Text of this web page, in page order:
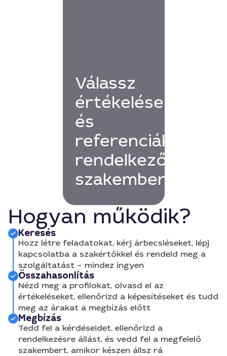
Válassz
értékelésekkel
és
referenciákkal
rendelkező
szakembert!
Hogyan működik?
Keresés
Hozz létre feladatokat, kérj árbecsléseket, lépj
kapcsolatba a szakértőkkel és rendeld meg a
szolgáltatást – mindez ingyen
Összahasonlítás
Nézd meg a profilokat, olvasd el az
értékeléseket, ellenőrizd a képesítéseket és tudd
meg az árakat a megbízás előtt
Megbízás
Tedd fel a kérdéseidet, ellenőrizd a
rendelkezésre állást, és vedd fel a megfelelő
szakembert, amikor készen állsz rá